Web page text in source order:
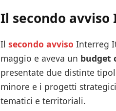
Il secondo
Il secondo avviso Interreg
maggio e aveva un budget
presentate due distinte
minore e i progetti
tematici e territoriali.